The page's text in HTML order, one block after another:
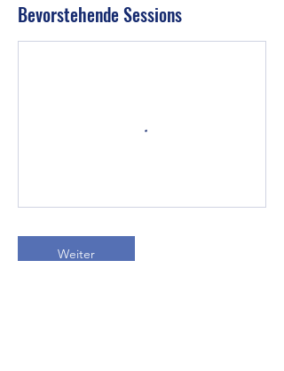
Bevorstehende Sessions
Weiter